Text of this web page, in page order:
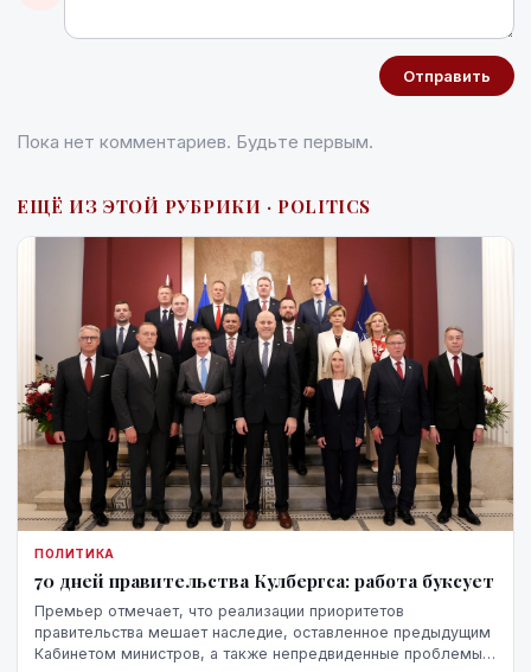
Отправить
Пока нет комментариев. Будьте первым.
ЕЩЁ ИЗ ЭТОЙ РУБРИКИ · POLITICS
ПОЛИТИКА
70 дней правительства Кулбергса: работа буксует
Премьер отмечает, что реализации приоритетов
правительства мешает наследие, оставленное предыдущим
Кабинетом министров, а также непредвиденные проблемы,